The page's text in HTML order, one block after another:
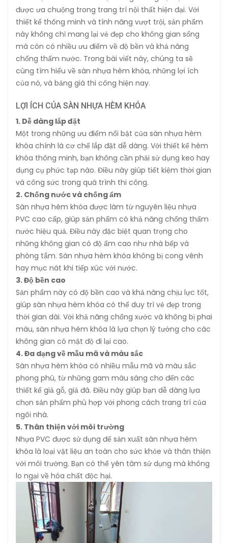
được ưa chuộng trong trang trí nội thất hiện đại. Với
thiết kế thông minh và tính năng vượt trội, sản phẩm
này không chỉ mang lại vẻ đẹp cho không gian sống
mà còn có nhiều ưu điểm về độ bền và khả năng
chống thấm nước. Trong bài viết này, chúng ta sẽ
cùng tìm hiểu về sàn nhựa hèm khóa, những lợi ích
của nó, và bảng giá thi công hiện nay.
LỢI ÍCH CỦA SÀN NHỰA HÈM KHÓA
1. Dễ dàng lắp đặt
Một trong những ưu điểm nổi bật của sàn nhựa hèm
khóa chính là cơ chế lắp đặt dễ dàng. Với thiết kế hèm
khóa thông minh, bạn không cần phải sử dụng keo hay
dụng cụ phức tạp nào. Điều này giúp tiết kiệm thời gian
và công sức trong quá trình thi công.
2. Chống nước và chống ẩm
Sàn nhựa hèm khóa được làm từ nguyên liệu nhựa
PVC cao cấp, giúp sản phẩm có khả năng chống thấm
nước hiệu quả. Điều này đặc biệt quan trọng cho
những không gian có độ ẩm cao như nhà bếp và
phòng tắm. Sàn nhựa hèm khóa không bị cong vênh
hay mục nát khi tiếp xúc với nước.
3. Độ bền cao
Sản phẩm này có độ bền cao và khả năng chịu lực tốt,
giúp sàn nhựa hèm khóa có thể duy trì vẻ đẹp trong
thời gian dài. Với khả năng chống xước và không bị phai
màu, sàn nhựa hèm khóa là lựa chọn lý tưởng cho các
không gian có mật độ đi lại cao.
4. Đa dạng về mẫu mã và màu sắc
Sàn nhựa hèm khóa có nhiều mẫu mã và màu sắc
phong phú, từ những gam màu sáng cho đến các
thiết kế giả gỗ, giả đá. Điều này giúp bạn dễ dàng lựa
chọn sản phẩm phù hợp với phong cách trang trí của
ngôi nhà.
5. Thân thiện với môi trường
Nhựa PVC được sử dụng để sản xuất sàn nhựa hèm
khóa là loại vật liệu an toàn cho sức khỏe và thân thiện
với môi trường. Bạn có thể yên tâm sử dụng mà không
lo ngại về hóa chất độc hại.